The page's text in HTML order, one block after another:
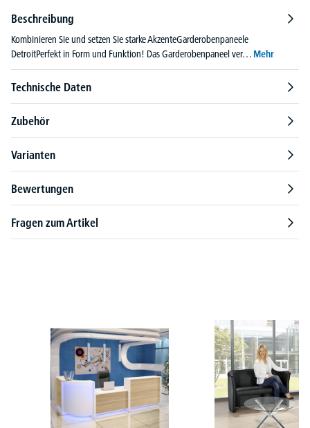
Beschreibung
Kombinieren Sie und setzen Sie starke AkzenteGarderobenpaneele
DetroitPerfekt in Form und Funktion! Das Garderobenpaneel ver… Mehr
Technische Daten
Zubehör
Varianten
Bewertungen
Fragen zum Artikel